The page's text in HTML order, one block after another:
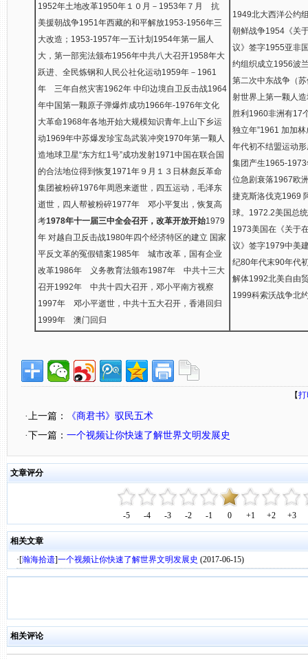
1952年土地改革1950年１０月－1953年７月 抗
美援朝战争1951年西藏的和平解放1953-1956年三
大改造；1953-1957年一五计划1954年第一届人
大，第一部宪法颁布1956年中共八大召开1958年大
跃进、全民炼钢和人民公社化运动1959年－1961
年 三年自然灾害1962年 中印边境自卫反击战1964
年中国第一颗原子弹爆炸成功1966年-1976年文化
大革命1968年各地开始大规模知识青年上山下乡运
动1969年中苏爆发珍宝岛武装冲突1970年第一颗人
造地球卫星“东方红1号”成功发射1971中国在联合国
的合法地位得到恢复1971年９月１３日林彪反革命
集团被粉碎1976年周恩来逝世，四五运动，毛泽东
逝世，四人帮被粉碎1977年 邓小平复出，恢复高
考1978年十一届三中全会召开，改革开放开始1979
年 对越自卫反击战1980年四个经济特区的建立 国家
平反文革的冤假错案1985年 城市改革，国有企业
改革1986年 义务教育法颁布1987年 中共十三大
召开1992年 中共十四大召开，邓小平南方视察
1997年 邓小平逝世，中共十五大召开，香港回归
1999年 澳门回归
1949北大西洋公约
朝鲜战争1954《关
议》签字1955亚非
约组织成立1956波
第二次中东战争（
射世界上第一颗人
胜利1960非洲有17
独立年”1961 加加
年代初不结盟运动
集团产生1965-
位急剧衰落1967欧
捷克斯洛伐克1969
球。1972.2美国总
1973美国在《关于
议》签字1979中美
纪80年代末90年代
解体1992北美自由
1999科索沃战争北
【打
·上一篇：
《商君书》驭民五术
·下一篇： 一个视频让你快速了解世界文明发展史
文章评分
-5 -4 -3 -2 -1 0 +1 +2 +3
相关文章
·[瀚海拾遗]一个视频让你快速了解世界文明发展史 (2017-06-15)
相关评论